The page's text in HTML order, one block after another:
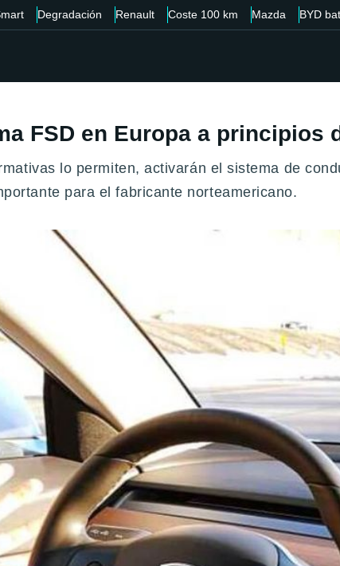
Degradación Renault Coste 100 km Mazda BYD
FSD en Europa a principios
lo permiten, activarán el sistema de
para el fabricante norteamericano.